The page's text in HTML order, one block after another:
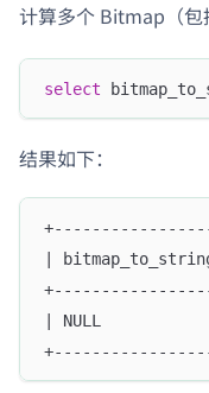
计算多个 Bitmap（包
select
结果如下：
|
| NULL